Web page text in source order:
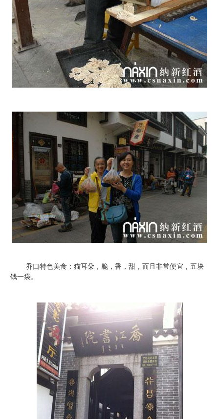
乔口特色美食：猫耳朵，脆，香，甜，而且非常便宜，五块
钱一袋。